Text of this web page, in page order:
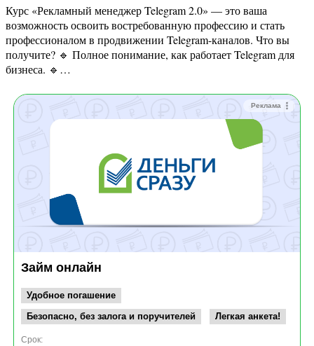
Курс «Рекламный менеджер Telegram 2.0» — это ваша
возможность освоить востребованную профессию и стать
профессионалом в продвижении Telegram-каналов. Что вы
получите? 🔹 Полное понимание, как работает Telegram для
бизнеса. 🔹…
Реклама
Займ онлайн
Удобное погашение
Безопасно, без залога и поручителей
Легкая анкета!
Срок: